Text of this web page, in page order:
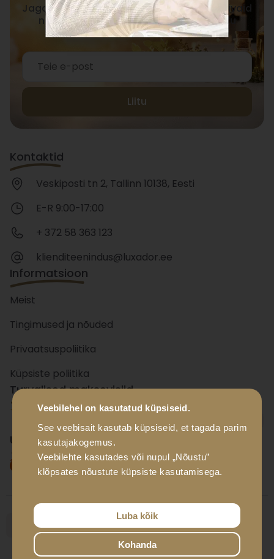
Veebilehel on kasutatud küpsiseid.
See veebisait kasutab küpsiseid, et tagada parim
kasutajakogemus.
Veebilehte kasutades või nupul „Nõustu”
klõpsates nõustute küpsiste kasutamisega.
Luba kõik
Kohanda
Jagame Sinuga eksklusiivseid ja inspireerivaid
nõuandeid, mis toetavad Sinu teadlikku
elustiili.
Liitu
Kontaktid
Veskiposti tn 2, Tallinn 10138, Eesti
E-R 9:00-17:00
+ 372 58 363 123
klienditeenindus@luxador.ee
Informatsioon
Meist
Tingimused ja nõuded
Privaatsuspoliitika
Küpsiste poliitika
Turvalised maksevisiid
panka
Usaldusväärsed tarnevisiid
© Luxador Eesti OÜ, 2026